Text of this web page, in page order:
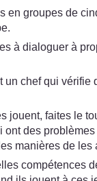
en groupes de
à dialoguer à
un chef qui vérifie
jouent, faites le
ont des
manières de les
compétences